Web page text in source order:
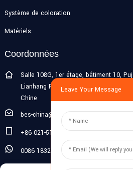
Système de coloration
Matériels
Coordonnées
Salle 108G, 1er étage, bâtiment 10,
Lianhang Road, ville de Pujiang,
Chine
bes-china@besdeconcrete.com
+86 021-51692846
0086 18321330829
Leave Your Message